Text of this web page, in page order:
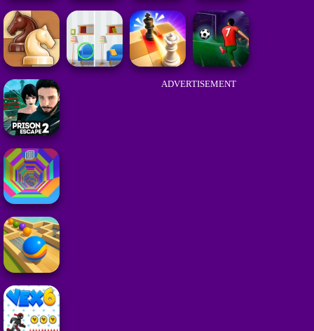
ADVERTISEMENT